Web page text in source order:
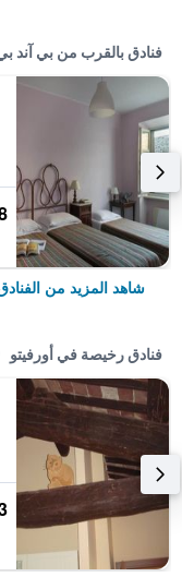
فنادق بالقرب من بي آند
شاهد المزيد من
فنادق رخيصة في أورفيتو